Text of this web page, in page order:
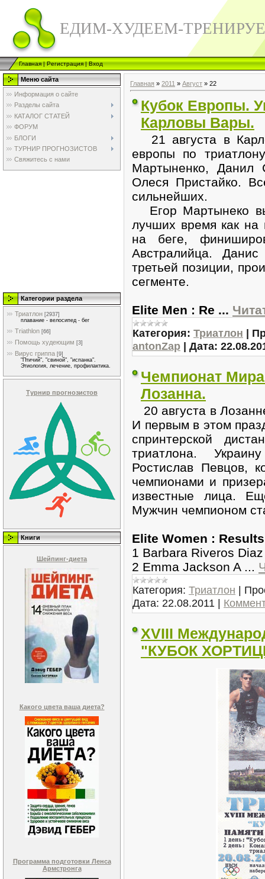
ЕДИМ-ХУДЕЕМ-
Главная|Регистрация|Вход
Меню сайта
Информация о сайте
Разделы сайта
КАТАЛОГ СТАТЕЙ
ФОРУМ
БЛОГИ
ТУРНИР ПРОГНОЗИСТОВ
Свяжитесь с нами
Категории раздела
Триатлон [2937]
плавание - велосипед - бег
Triathlon [66]
Помощь худеющим [3]
Вирус гриппа [9]
"Птичий", "свиной", "испанка".
Этиология, лечение, профилактика.
Турнир прогнозистов
Книги
Шейпинг-диета
Какого цвета ваша диета?
Программа подготовки Ленса
Армстронга
Главная » 2011 » Август » 22
Кубок Европы.
Карловы Вары.
21 августа в
европы по
Мартыненко, Данил
Олеся Пристайко.
сильнейших.
Егор Мартынеко
лучших время как на
на беге,
Австралийца.
третьей позиции,
сегменте.
Elite Men : Re ...
Категория: Триатлон |
antonZap | Дата:
Чемпионат Мира
Лозанна.
20 августа в
И первым в этом
спринтерской
триатлона.
Ростислав Певцов,
чемпионами и
известные лица.
Мужчин чемпионом
Elite Women : Results
1 Barbara Riveros
2 Emma Jackson A ...
Категория: Триатлон |
Дата: 22.08.2011 |
XVIII
"КУБОК